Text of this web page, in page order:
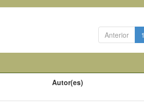
Anterior 1
Autor(es)